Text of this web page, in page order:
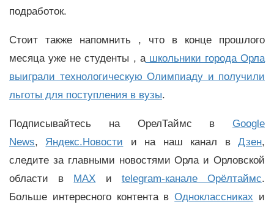
подработок.
Стоит также напомнить , что в конце прошлого
месяца уже не студенты , ашкольники города Орла
выиграли технологическую Олимпиаду и получили
льготы для поступления в вузы.
Подписывайтесь на ОрелТаймс в Google
News, Яндекс.Новости и на наш канал вДзен,
следите за главными новостями Орла и Орловской
области в MAX и telegram-канале Орёлтаймс.
Больше интересного контента вОдноклассниках и